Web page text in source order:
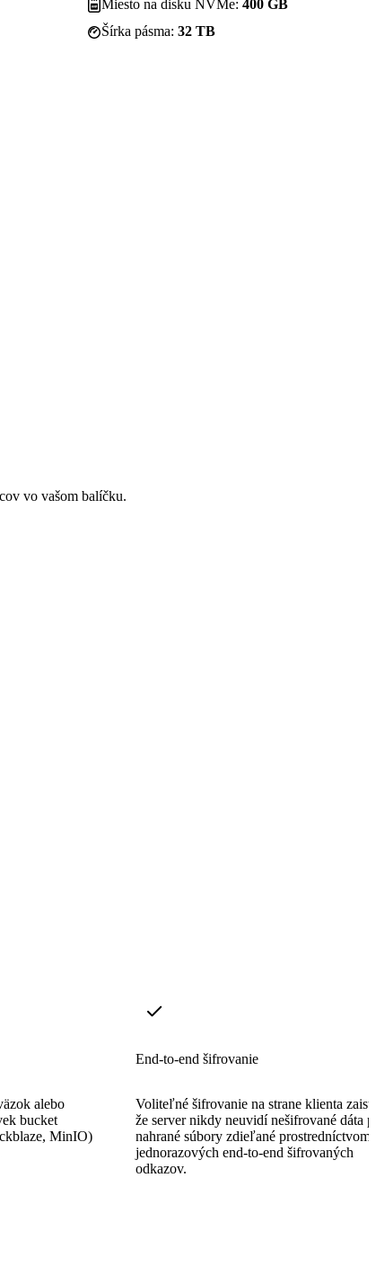
Miesto na disku NVMe: 400 GB
Šírka pásma: 32 TB
vo vašom balíčku.
alebo
bucket
MinIO)
End-to-end šifrovanie
Voliteľné šifrovanie na strane klienta
že server nikdy neuvidí nešifrované dáta
nahrané súbory zdieľané prostredníctvom
jednorazových end-to-end šifrovaných
odkazov.